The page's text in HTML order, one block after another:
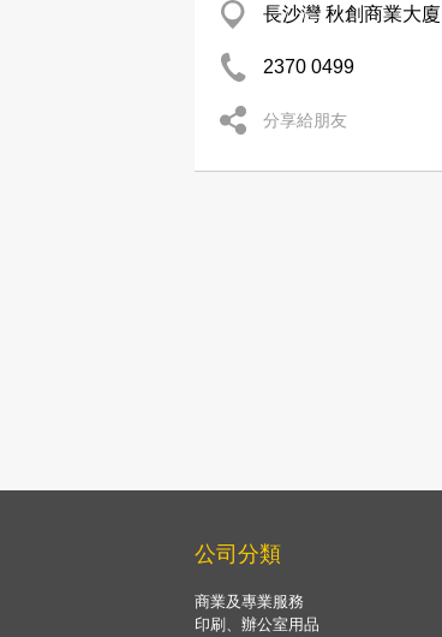
長沙灣 秋創商業大廈
2370 0499
分享給朋友
公司分類
商業及專業服務
印刷、辦公室用品